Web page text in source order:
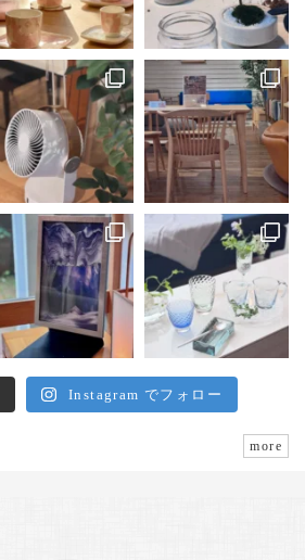
Instagram でフォロー
more